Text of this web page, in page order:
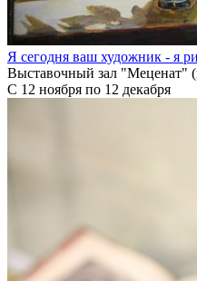
Я сегодня ваш художник - я
Выставочный зал "Меценат"
С 12 ноября по 12 декабря